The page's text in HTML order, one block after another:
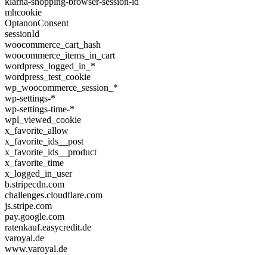
mhcookie
OptanonConsent
sessionId
woocommerce_cart_hash
woocommerce_items_in_cart
wordpress_logged_in_*
wordpress_test_cookie
wp_woocommerce_session_*
wp-settings-*
wp-settings-time-*
wpl_viewed_cookie
x_favorite_allow
x_favorite_ids__post
x_favorite_ids__product
x_favorite_time
x_logged_in_user
b.stripecdn.com
challenges.cloudflare.com
js.stripe.com
pay.google.com
ratenkauf.easycredit.de
varoyal.de
www.varoyal.de